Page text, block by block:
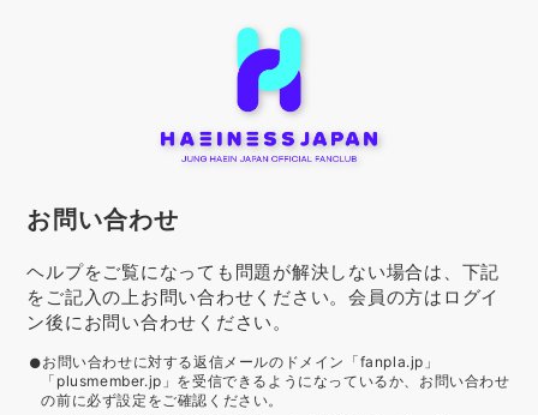
お問い合わせ
ヘルプをご覧になっても問題が解決しない場合は、下記
をご記入の上お問い合わせください。会員の方はログイ
ン後にお問い合わせください。
お問い合わせに対する返信メールのドメイン「fanpla.jp」
「plusmember.jp」を受信できるようになっているか、お問い合わせ
の前に必ず設定をご確認ください。